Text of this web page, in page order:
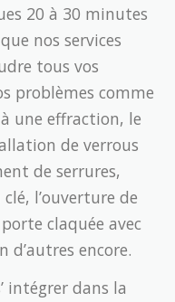
20 à 30 minutes
nos services
tous vos
problèmes comme
une effraction, le
de verrous
de serrures,
l’ouverture de
claquée avec
d’autres encore.
intégrer dans la